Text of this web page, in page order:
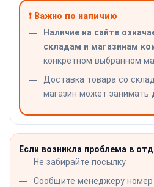
❗ Важно по наличию
Наличие на сайте
складам и магазинам
конкретном выбранном
Доставка товара со
магазин может занимать
Если возникла проблема в
Не забирайте посылку
Сообщите менеджеру